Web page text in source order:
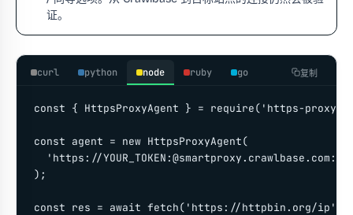
证。
curl python node ruby go 复制
const { HttpsProxyAgent } = require('https-proxy-
const agent = new HttpsProxyAgent(
'https://
);
const res = await fetch('https://httpbin.org/ip',